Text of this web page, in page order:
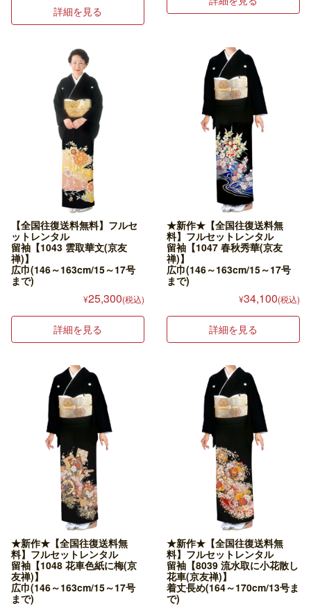
詳細を見る
【全国往復送料無料】フルセ
ットレンタル
留袖【1043 雲取華文(京友
禅)】
広巾(146～163cm/15～17号
まで)
¥25,300(税込)
詳細を見る
★新作★【全国往復送料無
料】フルセットレンタル
留袖【1047 春秋秀華(京友
禅)】
広巾(146～163cm/15～17号
まで)
¥34,100(税込)
詳細を見る
★新作★【全国往復送料無
料】フルセットレンタル
留袖【1048 花車色紙に梅(京
友禅)】
広巾(146～163cm/15～17号
まで)
★新作★【全国往復送料無
料】フルセットレンタル
留袖【8039 流水取に小花散し
花車(京友禅)】
着丈長め(164～170cm/13号ま
で)